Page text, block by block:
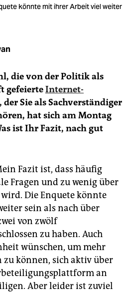
könnte mit ihrer Arbeit viel weiter
die von der Politik als
gefeierteInternet-
, der Sie als Sachverständiger
hat sich am Montag
ist Ihr Fazit, nach gut
Fazit ist, dass häufig
Fragen und zu wenig über
Die Enquete könnte
sein als nach über
von zwölf
zu haben. Auch
wünschen, um mehr
können, sich aktiv über
an
Aber leider ist zuviel